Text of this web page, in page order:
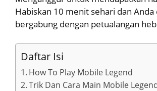
Habiskan 10 menit sehari dan Anda
bergabung dengan petualangan
Daftar Isi
How To Play Mobile Legend
Trik Dan Cara Main Mobile